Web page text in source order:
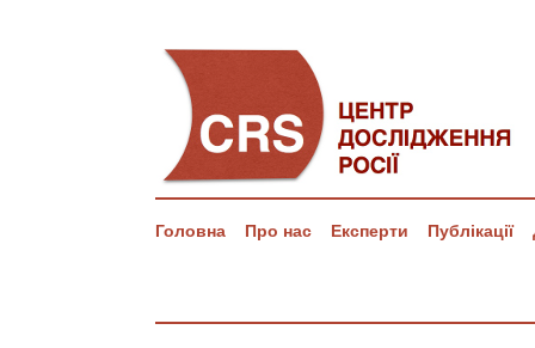
Головна Про нас Експерти Публікації